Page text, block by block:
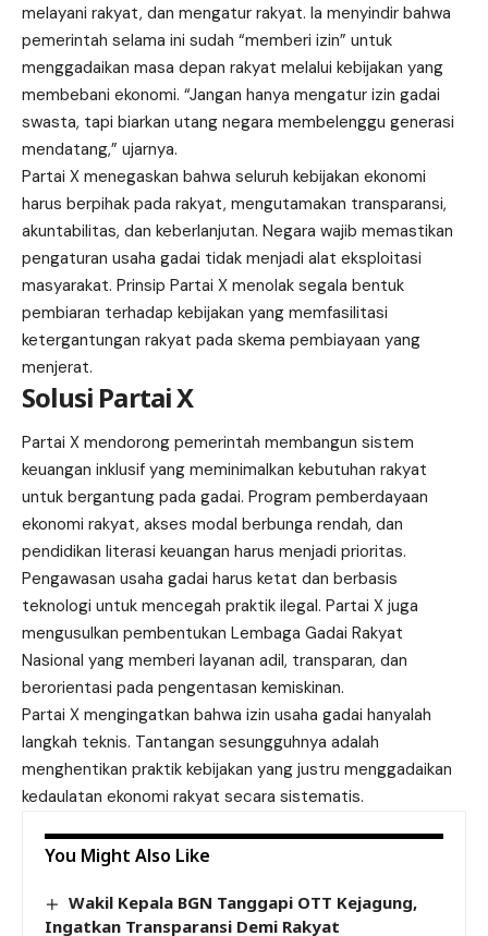
melayani rakyat, dan mengatur rakyat. Ia menyindir bahwa
pemerintah selama ini sudah “memberi izin” untuk
menggadaikan masa depan rakyat melalui kebijakan yang
membebani ekonomi. “Jangan hanya mengatur izin gadai
swasta, tapi biarkan utang negara membelenggu generasi
mendatang,” ujarnya.
Partai X menegaskan bahwa seluruh kebijakan ekonomi
harus berpihak pada rakyat, mengutamakan transparansi,
akuntabilitas, dan keberlanjutan. Negara wajib memastikan
pengaturan usaha gadai tidak menjadi alat eksploitasi
masyarakat. Prinsip Partai X menolak segala bentuk
pembiaran terhadap kebijakan yang memfasilitasi
ketergantungan rakyat pada skema pembiayaan yang
menjerat.
Solusi Partai X
Partai X mendorong pemerintah membangun sistem
keuangan inklusif yang meminimalkan kebutuhan rakyat
untuk bergantung pada gadai. Program pemberdayaan
ekonomi rakyat, akses modal berbunga rendah, dan
pendidikan literasi keuangan harus menjadi prioritas.
Pengawasan usaha gadai harus ketat dan berbasis
teknologi untuk mencegah praktik ilegal. Partai X juga
mengusulkan pembentukan Lembaga Gadai Rakyat
Nasional yang memberi layanan adil, transparan, dan
berorientasi pada pengentasan kemiskinan.
Partai X mengingatkan bahwa izin usaha gadai hanyalah
langkah teknis. Tantangan sesungguhnya adalah
menghentikan praktik kebijakan yang justru menggadaikan
kedaulatan ekonomi rakyat secara sistematis.
You Might Also Like
Wakil Kepala BGN Tanggapi OTT Kejagung,
Ingatkan Transparansi Demi Rakyat